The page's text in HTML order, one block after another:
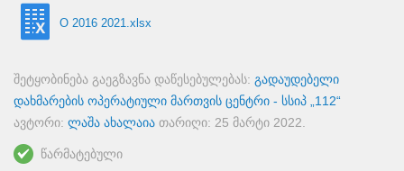
O 2016 2021.xlsx
შეტყობინება გაეგზავნა დაწესებულებას: გადაუდებელი
დახმარების ოპერატიული მართვის ცენტრი - სსიპ „112“
ავტორი: ლაშა ახალაია თარიღი: 25 მარტი 2022
წარმატებული